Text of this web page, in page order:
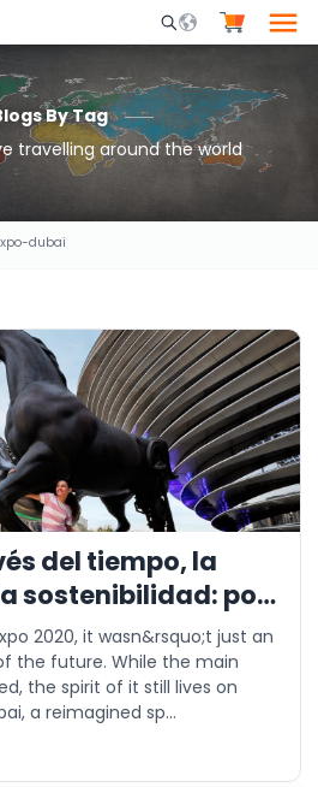
Mobile Search
By Tag
travelling around the world
dubai
del tiempo, la
sostenibilidad: por
es el mejor
visitar Expo City
2020, it wasn&rsquo;t just an
the future. While the main
the spirit of it still lives on
a reimagined sp...